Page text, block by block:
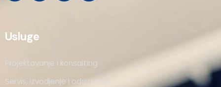
Usluge
Projektovanje i konsalting
Servis, izvodjenje i održavanje